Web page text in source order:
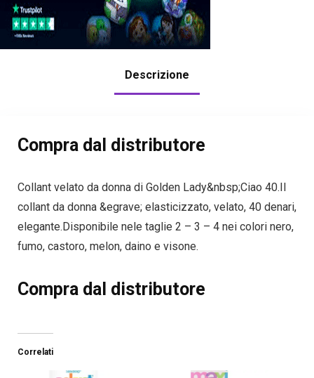
Descrizione
Compra dal distributore
Collant velato da donna di Golden Lady&nbsp;Ciao 40.Il
collant da donna &egrave; elasticizzato, velato, 40 denari,
elegante.Disponibile nele taglie 2 – 3 – 4 nei colori nero,
fumo, castoro, melon, daino e visone.
Compra dal distributore
Correlati